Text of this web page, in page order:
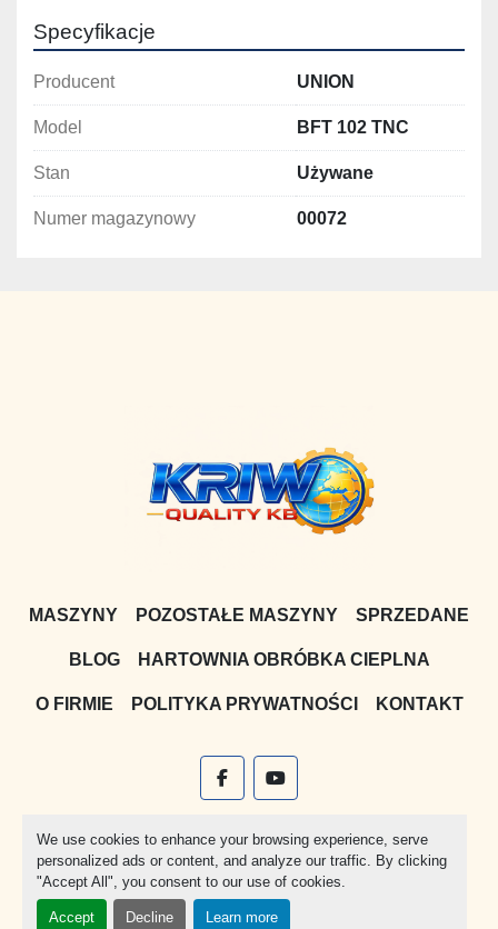
We use cookies to enhance your browsing experience, serve
personalized ads or content, and analyze our traffic. By clicking
"Accept All", you consent to our use of cookies.
Accept Decline Learn more
Max prędkość posuwu osi X, Z - 6000mm/min
Max prędkość posuwu osi Y - 6000mm/min
Max prędkość posuwu osi W - 3150mm/min
Max prędkość posuwu osi B - 900mm/min
Specyfikacje
Producent UNION
Model BFT 102 TNC
Stan Używane
Numer magazynowy 00072
MASZYNY POZOSTAŁE MASZYNY SPRZEDANE
BLOG HARTOWNIA OBRÓBKA CIEPLNA
O FIRMIE POLITYKA PRYWATNOŚCI KONTAKT
facebookyoutube
Witryna Machinio System stworzona przez
Manage Cookies